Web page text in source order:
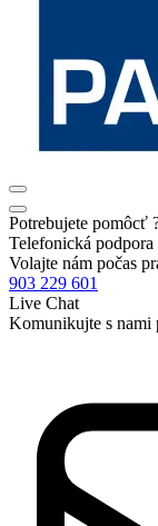
Potrebujete pomôcť
Telefonická podpora
Volajte nám počas
903 229 601
Live Chat
Komunikujte s nami